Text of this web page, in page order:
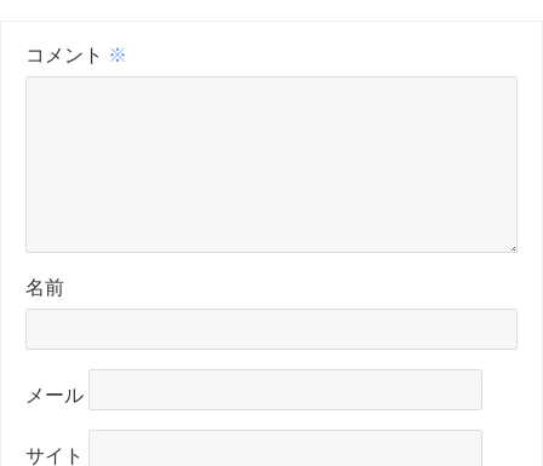
コメント ※
名前
メール
サイト